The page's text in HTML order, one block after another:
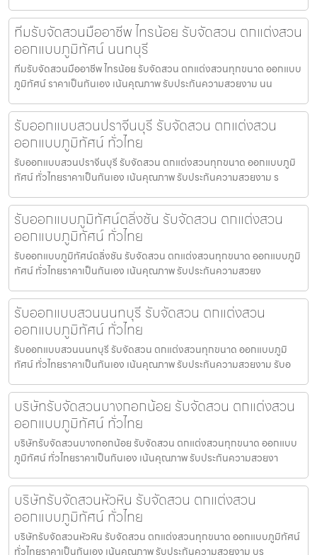
ทีมรับจัดสวนมืออาชีพ ไทรน้อย รับจัดสวน ตกแต่งสวน
ออกแบบภูมิทัศน์ นนทบุรี
ทีมรับจัดสวนมืออาชีพ ไทรน้อย รับจัดสวน ตกแต่งสวนทุกขนาด ออกแบบ
ภูมิทัศน์ ราคาเป็นกันเอง เน้นคุณภาพ รับประกันความสวยงาม นน
รับออกแบบสวนปราจีนบุรี รับจัดสวน ตกแต่งสวน
ออกแบบภูมิทัศน์ ทั่วไทย
รับออกแบบสวนปราจีนบุรี รับจัดสวน ตกแต่งสวนทุกขนาด ออกแบบภูมิ
ทัศน์ ทั่วไทยราคาเป็นกันเอง เน้นคุณภาพ รับประกันความสวยงาม ร
รับออกแบบภูมิทัศน์ตลิ่งชัน รับจัดสวน ตกแต่งสวน
ออกแบบภูมิทัศน์ ทั่วไทย
รับออกแบบภูมิทัศน์ตลิ่งชัน รับจัดสวน ตกแต่งสวนทุกขนาด ออกแบบภูมิ
ทัศน์ ทั่วไทยราคาเป็นกันเอง เน้นคุณภาพ รับประกันความสวยง
รับออกแบบสวนนนทบุรี รับจัดสวน ตกแต่งสวน
ออกแบบภูมิทัศน์ ทั่วไทย
รับออกแบบสวนนนทบุรี รับจัดสวน ตกแต่งสวนทุกขนาด ออกแบบภูมิ
ทัศน์ ทั่วไทยราคาเป็นกันเอง เน้นคุณภาพ รับประกันความสวยงาม รับอ
บริษัทรับจัดสวนบางกอกน้อย รับจัดสวน ตกแต่งสวน
ออกแบบภูมิทัศน์ ทั่วไทย
บริษัทรับจัดสวนบางกอกน้อย รับจัดสวน ตกแต่งสวนทุกขนาด ออกแบบ
ภูมิทัศน์ ทั่วไทยราคาเป็นกันเอง เน้นคุณภาพ รับประกันความสวยงา
บริษัทรับจัดสวนหัวหิน รับจัดสวน ตกแต่งสวน
ออกแบบภูมิทัศน์ ทั่วไทย
บริษัทรับจัดสวนหัวหิน รับจัดสวน ตกแต่งสวนทุกขนาด ออกแบบภูมิทัศน์
ทั่วไทยราคาเป็นกันเอง เน้นคุณภาพ รับประกันความสวยงาม บร